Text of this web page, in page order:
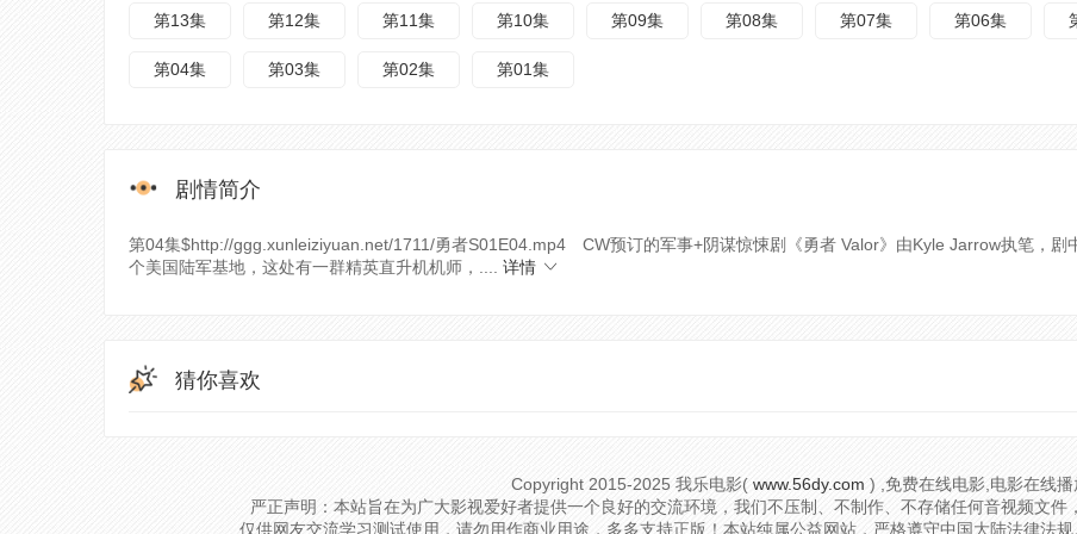
第13集 第12集 第11集 第10集 第09集 第08集 第07集 第06集
第04集 第03集 第02集 第01集
剧情简介
第04集$http://ggg.xunleiziyuan.net/1711/勇者S01E04.mp4 CW预订的军事+阴谋惊悚剧《勇者 Valor》由Kyle Jarrow执笔，剧
个美国陆军基地，这处有一群精英直升机机师，....
详情
猜你喜欢
Copyright 2015-2025 我乐电影( www.56dy.com ) ,免费在线电影,电影在线播
严正声明：本站旨在为广大影视爱好者提供一个良好的交流环境，我们不压制、不制作、不存储任何音视频文件
仅供网友交流学习测试使用，请勿用作商业用途，多多支持正版！本站纯属公益网站，严格遵守中国大陆法律法